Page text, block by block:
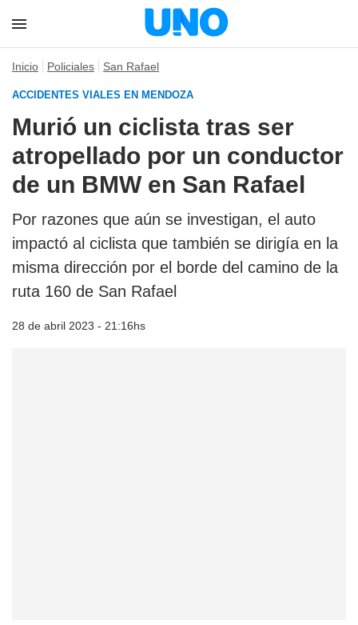
Inicio Policiales San Rafael
ACCIDENTES VIALES EN MENDOZA
Murió un ciclista tras ser
atropellado por un conductor
de un BMW en San Rafael
Por razones que aún se investigan, el auto
impactó al ciclista que también se dirigía en la
misma dirección por el borde del camino de la
ruta 160 de San Rafael
28 de abril 2023 - 21:16hs